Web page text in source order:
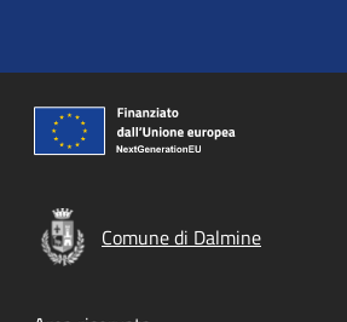
Comune di Dalmine